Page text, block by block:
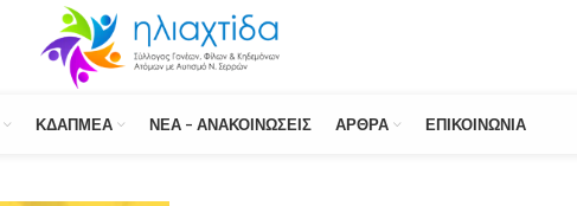
ΚΔΑΠΜΕΑ ΝΈΑ – ΑΝΑΚΟΙΝΏΣΕΙΣ ΆΡΘΡΑ ΕΠΙΚΟΙΝΩΝΊΑ